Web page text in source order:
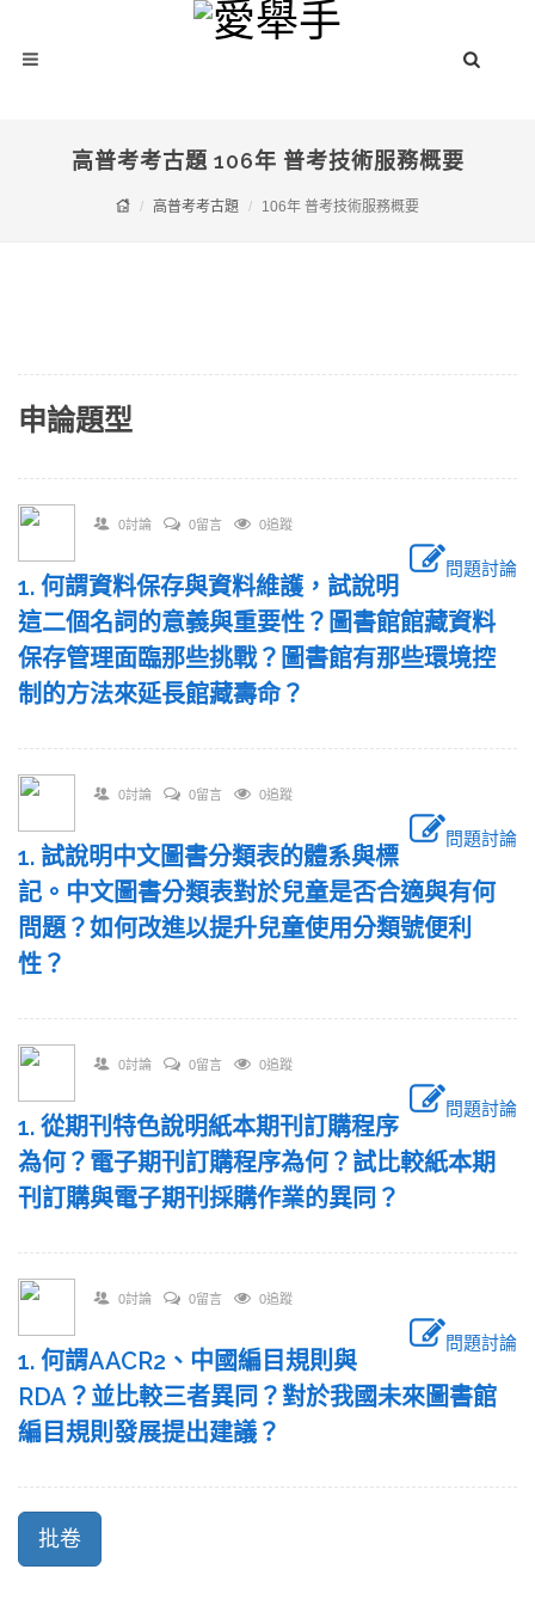
高普考考古題 106年 普考技術服務概要
高普考考古題 106年 普考技術服務概要
申論題型
0討論 0留言 0追蹤
問題討論
1. 何謂資料保存與資料維護，試說明
這二個名詞的意義與重要性？圖書館館藏資料
保存管理面臨那些挑戰？圖書館有那些環境控
制的方法來延長館藏壽命？
0討論 0留言 0追蹤
問題討論
1. 試說明中文圖書分類表的體系與標
記。中文圖書分類表對於兒童是否合適與有何
問題？如何改進以提升兒童使用分類號便利
性？
0討論 0留言 0追蹤
問題討論
1. 從期刊特色說明紙本期刊訂購程序
為何？電子期刊訂購程序為何？試比較紙本期
刊訂購與電子期刊採購作業的異同？
0討論 0留言 0追蹤
問題討論
1. 何謂AACR2、中國編目規則與
RDA？並比較三者異同？對於我國未來圖書館
編目規則發展提出建議？